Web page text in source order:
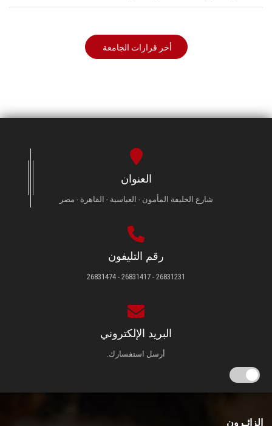
أخر قرارات الجامعة
العنوان
شارع الخليفة المأمون - العباسية - القاهرة - مصر
رقم التليفون
26831231 - 26831417 - 26831474
البريد الإلكتروني
أرسل استفسارك.
الزائـرون